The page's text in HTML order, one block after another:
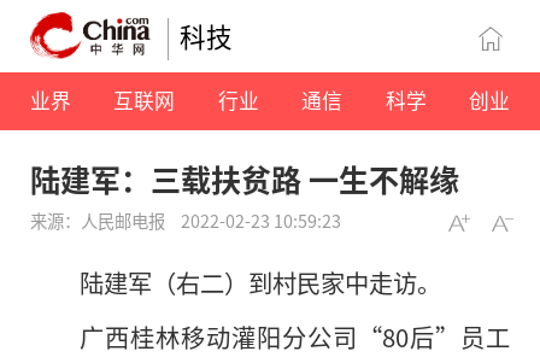
科技
业界 互联网 行业 通信 科学 创业
陆建军：三载扶贫路 一生不解缘
来源：人民邮电报 2022-02-23 10:59:23
陆建军（右二）到村民家中走访。
广西桂林移动灌阳分公司“80后”员工